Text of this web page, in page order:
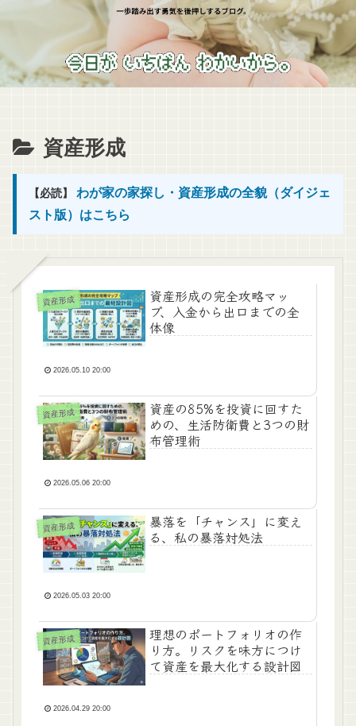
資産形成
【必読】
わが家の家探し・資産形成の全貌（ダイジェ
スト版）はこちら
資産形成
資産形成の完全攻略マッ
プ、入金から出口までの全
体像
2026.05.10 20:00
資産形成
資産の85%を投資に回すた
めの、生活防衛費と3つの財
布管理術
2026.05.06 20:00
資産形成
暴落を「チャンス」に変え
る、私の暴落対処法
2026.05.03 20:00
資産形成
理想のポートフォリオの作
り方。リスクを味方につけ
て資産を最大化する設計図
2026.04.29 20:00